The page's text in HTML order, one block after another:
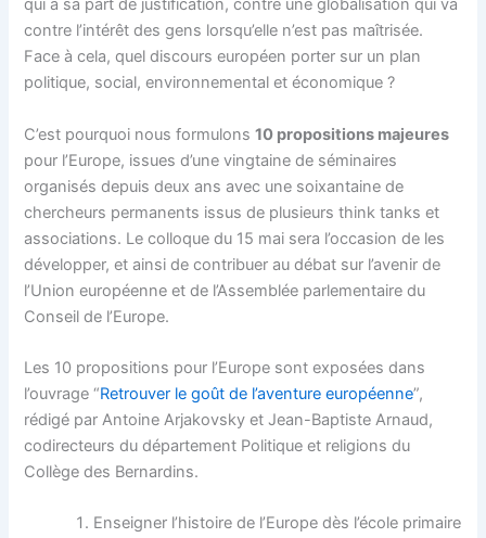
qui a sa part de justification, contre une globalisation qui va
contre l’intérêt des gens lorsqu’elle n’est pas maîtrisée.
Face à cela, quel discours européen porter sur un plan
politique, social, environnemental et économique ?
C’est pourquoi nous formulons10 propositions majeures
pour l’Europe, issues d’une vingtaine de séminaires
organisés depuis deux ans avec une soixantaine de
chercheurs permanents issus de plusieurs think tanks et
associations. Le colloque du 15 mai sera l’occasion de les
développer, et ainsi de contribuer au débat sur l’avenir de
l’Union européenne et de l’Assemblée parlementaire du
Conseil de l’Europe.
Les 10 propositions pour l’Europe sont exposées dans
l’ouvrage “Retrouver le goût de l’aventure européenne”,
rédigé par Antoine Arjakovsky et Jean-Baptiste Arnaud,
codirecteurs du département Politique et religions du
Collège des Bernardins.
Enseigner l’histoire de l’Europe dès l’école primaire